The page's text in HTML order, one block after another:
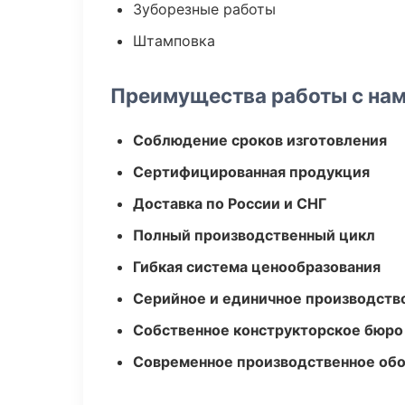
Зуборезные работы
Штамповка
Преимущества работы с
Соблюдение сроков изготовления
Сертифицированная продукция
Доставка по России и СНГ
Полный производственный цикл
Гибкая система ценообразования
Серийное и единичное
Собственное конструкторское бюро
Современное производственное